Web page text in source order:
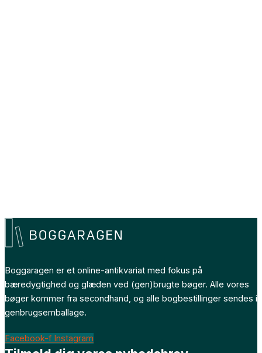
Boggaragen er et online-antikvariat med fokus på
bæredygtighed og glæden ved (gen)brugte bøger. Alle vores
bøger kommer fra secondhand, og alle bogbestillinger sendes i
genbrugsemballage.
Facebook-f Instagram